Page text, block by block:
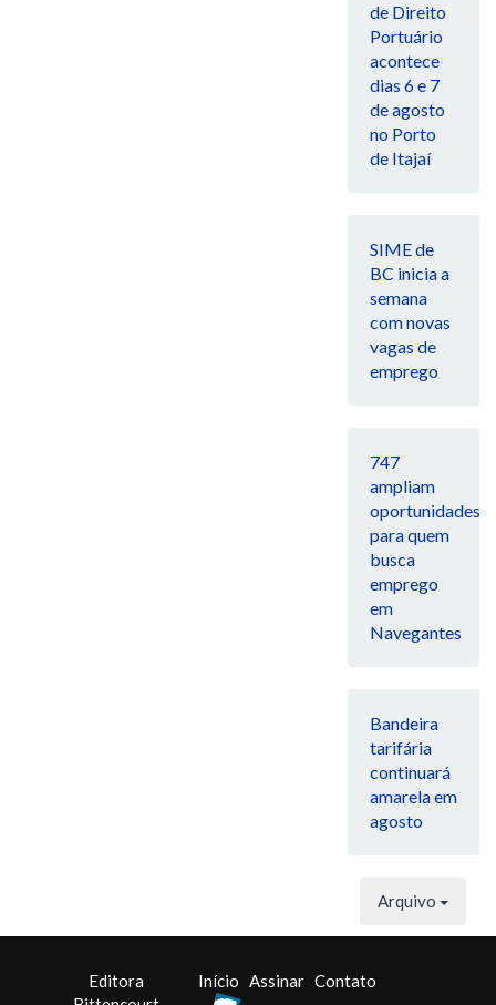
de Direito
Portuário
acontece
dias 6 e 7
de agosto
no Porto
de Itajaí
SIME de
BC inicia a
semana
com novas
vagas de
emprego
747
ampliam
oportunidades
para quem
busca
emprego
em
Navegantes
Bandeira
tarifária
continuará
amarela em
agosto
Arquivo
Editora
Início Assinar Contato